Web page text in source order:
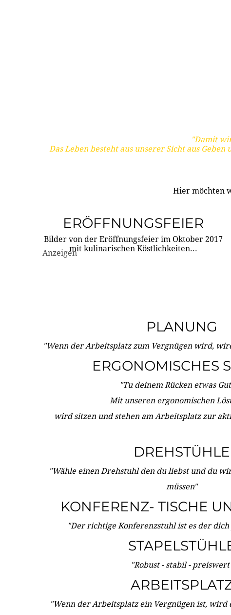
"Damit
Das Leben besteht aus unserer Sicht aus
Hier möchten
ERÖFFNUNGSFEIER
Bilder von der Eröffnungsfeier im Oktober 2017
mit kulinarischen Köstlichkeiten...
Anzeigen
PLANUNG
"Wenn der Arbeitsplatz zum Vergnügen wird,
ERGONOMISCHES
"Tu deinem Rücken etwas
Mit unseren ergonomischen
wird sitzen und stehen am Arbeitsplatz zur
DREHSTÜHLE
"Wähle einen Drehstuhl den du liebst und du
müssen"
KONFERENZ- TISCHE
"Der richtige Konferenzstuhl ist es der
"Robust - stabil -
"Wenn der Arbeitsplatz ein Vergnügen ist, wird